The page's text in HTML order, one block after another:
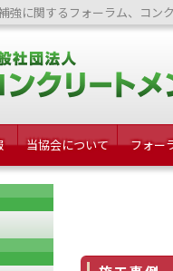
強に関するフォーラム、コン
当協会について フォー